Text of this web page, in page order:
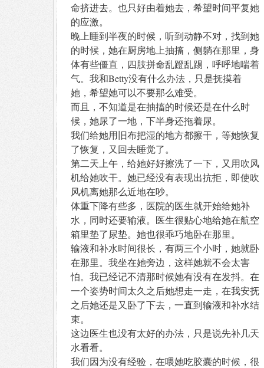
命挤进去。也只好由着她去，希望时间平复她
的应激。
晚上睡到半夜的时候，听到动静不对，找到她
的时候，她在厨房地上抽搐，侧躺在那里，身
体有些僵直，四肢拼命乱蹬乱踢，呼呼地喘着
气。我和Betty没有什么办法，只是抚摸着
她，希望她可以不要那么难受。
而且，不知道是在抽搐的时候还是在什么时
候，她尿了一地，下半身还拖着尿。
我们给她用旧布把湿的地方都擦干，等她恢复
了恢复，又回去睡觉了。
第二天上午，给她好好擦洗了一下，又用吹风
机给她吹干。她已经没有表现出抗拒，即使吹
风机离她那么近地在吵。
体重下降有些多，医院的医生就开始给她补
水，同时还要输液。医生很贴心地给她在航空
箱里垫了尿垫。她也很乖巧地卧在那里。
输液和补水时间很长，有两三个小时，她就卧
在那里。我坐在她旁边，这样她就不会太害
怕。我已经记不清那时候她有没有在发抖。在
一个姿势时间太久之后她想走一走，在我安抚
之后她还是又卧了下去，一直到输液和补水结
束。
这边医生也没有太好的办法，只是说先补几天
水看看。
我们因为没有经验，在喂她吃胶囊的时候，很